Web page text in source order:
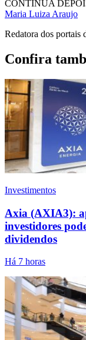
CONTINUA
Maria Luiza Araujo
Redatora dos portais
Confira
Investimentos
Axia (AXIA3):
investidores
dividendos
Há 7 horas